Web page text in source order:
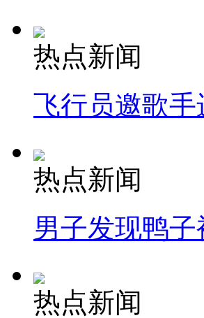
热点新闻
飞行员邀歌
热点新闻
男子发现鸭
热点新闻